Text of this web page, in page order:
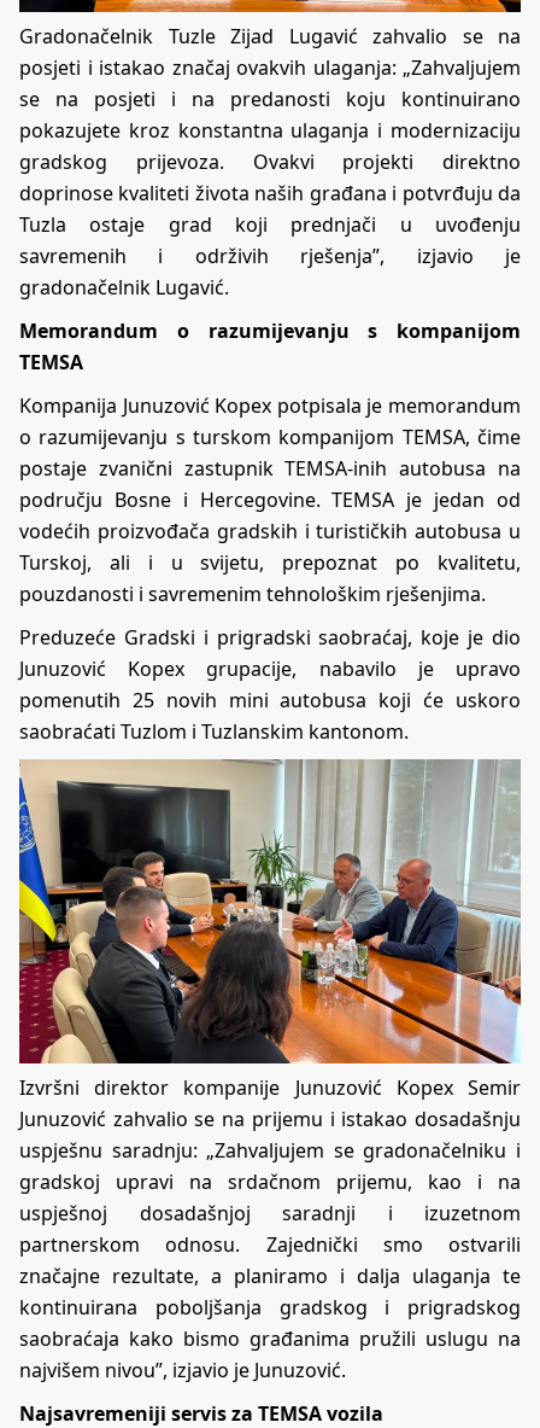
Gradonačelnik Tuzle Zijad Lugavić zahvalio se na
posjeti i istakao značaj ovakvih ulaganja: „Zahvaljujem
se na posjeti i na predanosti koju kontinuirano
pokazujete kroz konstantna ulaganja i modernizaciju
gradskog prijevoza. Ovakvi projekti direktno
doprinose kvaliteti života naših građana i potvrđuju da
Tuzla ostaje grad koji prednjači u uvođenju
savremenih i održivih rješenja”, izjavio je
gradonačelnik Lugavić.
Memorandum o razumijevanju s kompanijom
TEMSA
Kompanija Junuzović Kopex potpisala je memorandum
o razumijevanju s turskom kompanijom TEMSA, čime
postaje zvanični zastupnik TEMSA-inih autobusa na
području Bosne i Hercegovine. TEMSA je jedan od
vodećih proizvođača gradskih i turističkih autobusa u
Turskoj, ali i u svijetu, prepoznat po kvalitetu,
pouzdanosti i savremenim tehnološkim rješenjima.
Preduzeće Gradski i prigradski saobraćaj, koje je dio
Junuzović Kopex grupacije, nabavilo je upravo
pomenutih 25 novih mini autobusa koji će uskoro
saobraćati Tuzlom i Tuzlanskim kantonom.
Izvršni direktor kompanije Junuzović Kopex Semir
Junuzović zahvalio se na prijemu i istakao dosadašnju
uspješnu saradnju: „Zahvaljujem se gradonačelniku i
gradskoj upravi na srdačnom prijemu, kao i na
uspješnoj dosadašnjoj saradnji i izuzetnom
partnerskom odnosu. Zajednički smo ostvarili
značajne rezultate, a planiramo i dalja ulaganja te
kontinuirana poboljšanja gradskog i prigradskog
saobraćaja kako bismo građanima pružili uslugu na
najvišem nivou”, izjavio je Junuzović.
Najsavremeniji servis za TEMSA vozila